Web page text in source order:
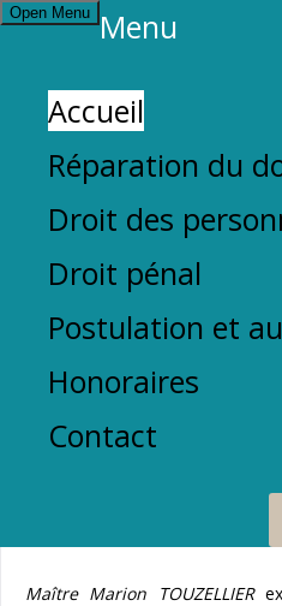
Open Menu Menu
Accueil
Réparation du
Droit des
Droit pénal
Postulation et
Honoraires
Contact
Contactez
dommage corporel,
personnes et de la
pénal | Maître
Maître Marion TOUZELLIER